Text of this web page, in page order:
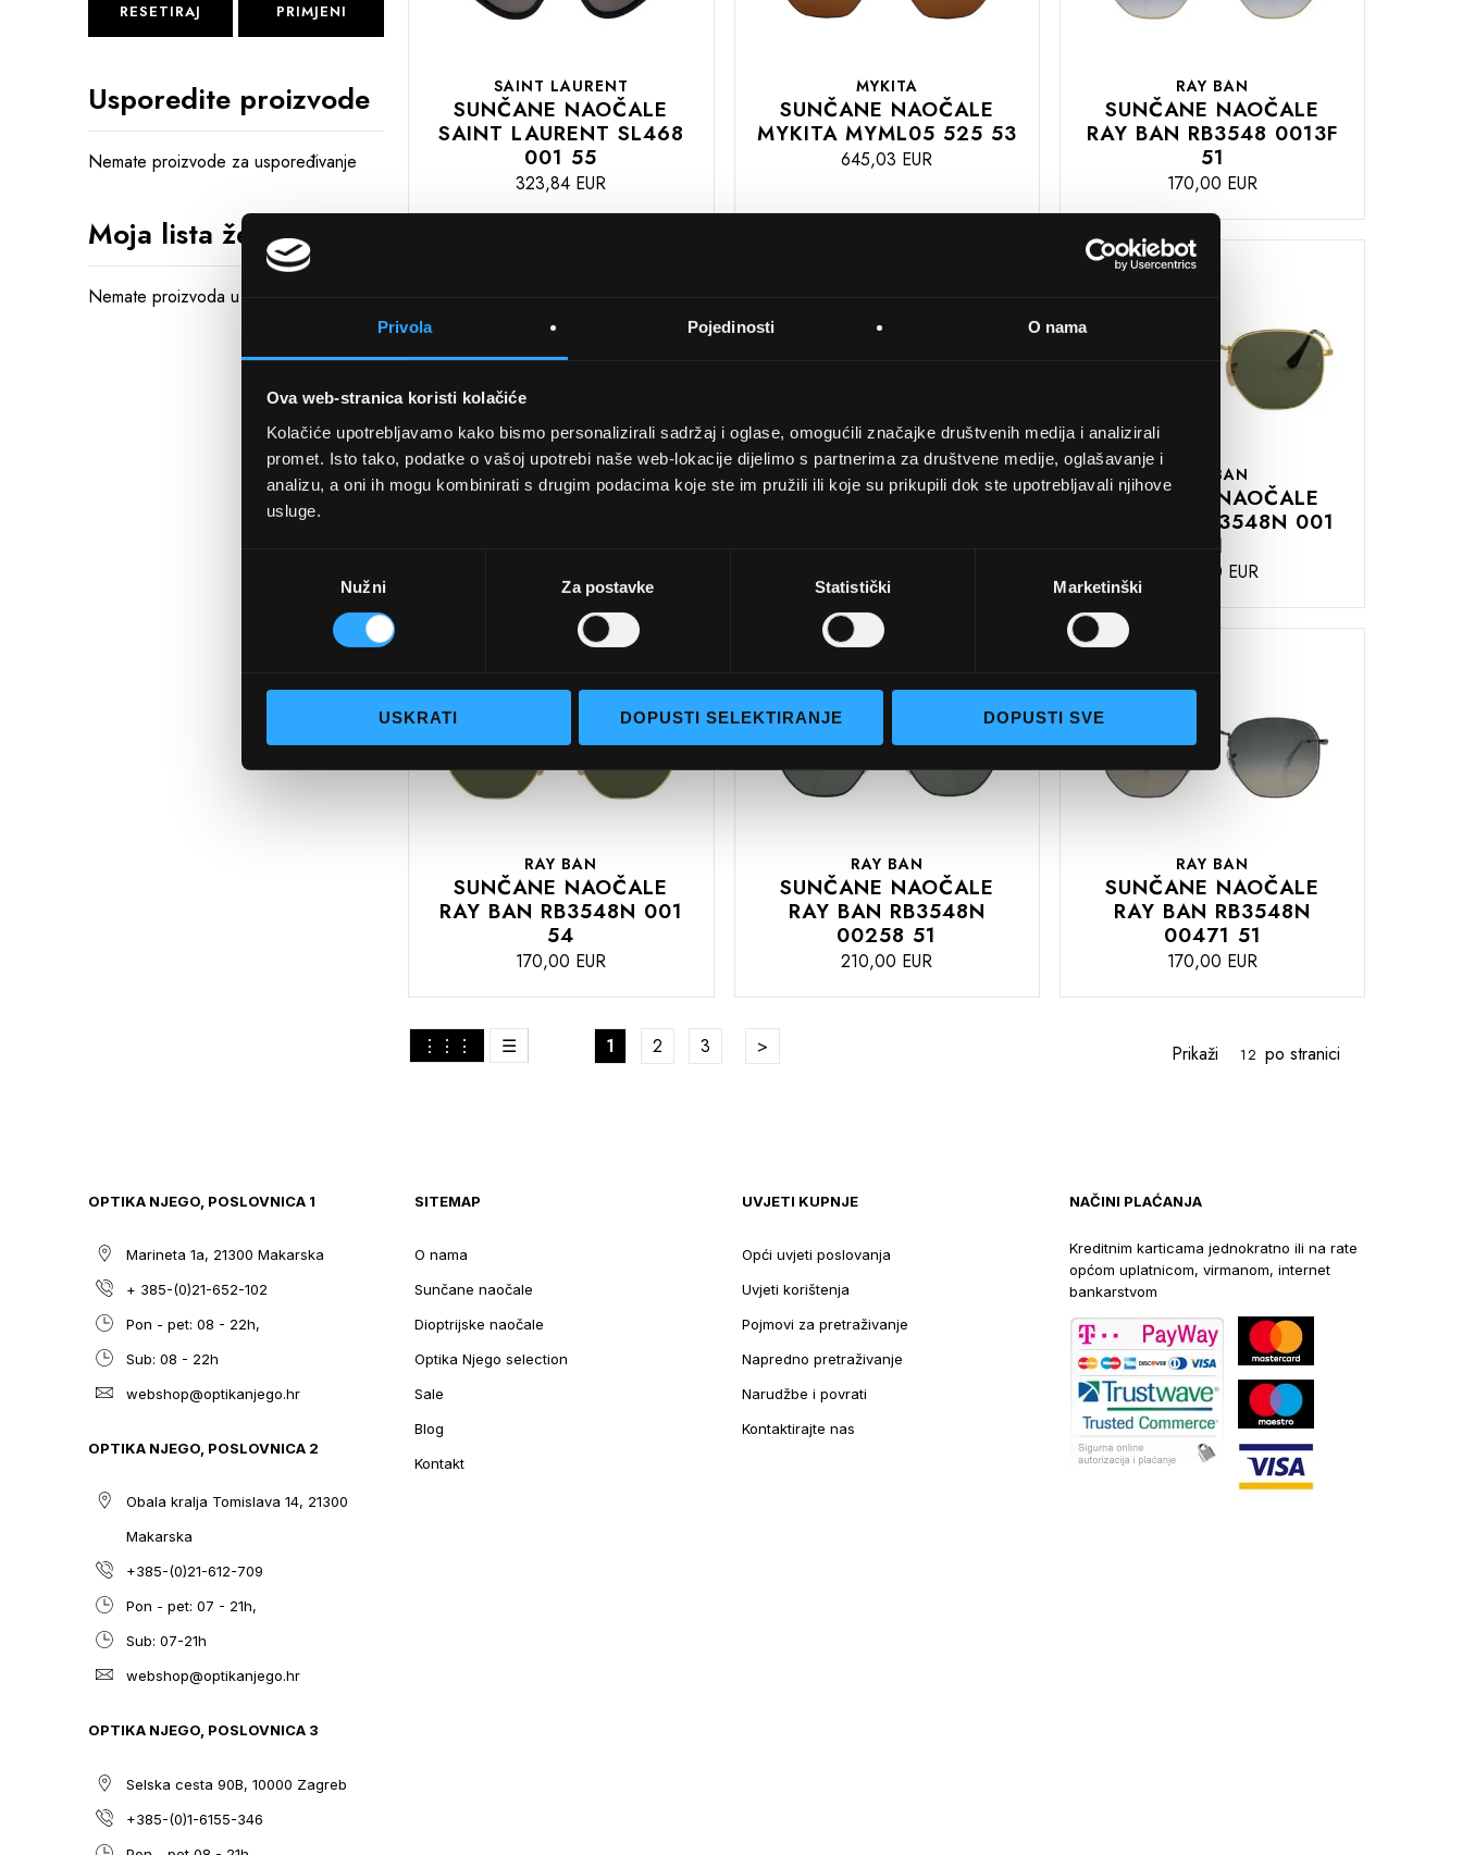
Privola Pojedinosti O nama
Ova web-stranica koristi kolačiće
Kolačiće upotrebljavamo kako bismo personalizirali sadržaj i oglase, omogućili značajke društvenih medija i analizirali
promet. Isto tako, podatke o vašoj upotrebi naše web-lokacije dijelimo s partnerima za društvene medije, oglašavanje i
analizu, a oni ih mogu kombinirati s drugim podacima koje ste im pružili ili koje su prikupili dok ste upotrebljavali njihove
usluge.
Nužni Za postavke Statistički Marketinški
USKRATI DOPUSTI SELEKTIRANJE DOPUSTI SVE
SAINT LAURENT
SUNČANE NAOČALE
SAINT LAURENT SL468
001 55
323,84 EUR
MYKITA
SUNČANE NAOČALE
MYKITA MYML05 525 53
645,03 EUR
RAY BAN
SUNČANE NAOČALE
RAY BAN RB3548 0013F
51
170,00 EUR
DODAJTE
RAY BAN
SUNČANE NAOČALE
RAY BAN
SUNČANE NAOČALE
RAY BAN
SUNČANE NAOČALE
RAY BAN RB3548N 001
51
160,00 EUR
DODAJTE
RAY BAN
SUNČANE NAOČALE
RAY BAN RB3548N 001
54
170,00 EUR
KOŠARICU
RAY BAN
SUNČANE NAOČALE
RAY BAN RB3548N
00258 51
210,00 EUR
KOŠARICU
RAY BAN
SUNČANE NAOČALE
RAY BAN RB3548N
00471 51
170,00 EUR
Pogledajte
kao
Mreža StranicaTrenutno pregledavate stranicu
1 Stranica
2 Stranica
3 Prikaži po stranici
RESETIRAJ PRIMJENI
Usporedite proizvode
Nemate proizvode za uspoređivanje
Moja lista želja
Nemate proizvoda u Vašoj listi želja
OPTIKA NJEGO, POSLOVNICA 1
Marineta 1a, 21300 Makarska
+ 385-(0)21-652-102
Pon - pet: 08 - 22h,
Sub: 08 - 22h
webshop@optikanjego.hr
OPTIKA NJEGO, POSLOVNICA 2
Obala kralja Tomislava 14, 21300
Makarska
+385-(0)21-612-709
Pon - pet: 07 - 21h,
Sub: 07-21h
webshop@optikanjego.hr
OPTIKA NJEGO, POSLOVNICA 3
Selska cesta 90B, 10000 Zagreb
+385-(0)1-6155-346
SITEMAP
O nama
Sunčane naočale
Dioptrijske naočale
Optika Njego selection
Sale
Blog
Kontakt
UVJETI KUPNJE
Opći uvjeti poslovanja
Uvjeti korištenja
Pojmovi za pretraživanje
Napredno pretraživanje
Narudžbe i povrati
Kontaktirajte nas
NAČINI PLAĆANJA
Kreditnim karticama jednokratno ili na rate
općom uplatnicom, virmanom, internet
bankarstvom